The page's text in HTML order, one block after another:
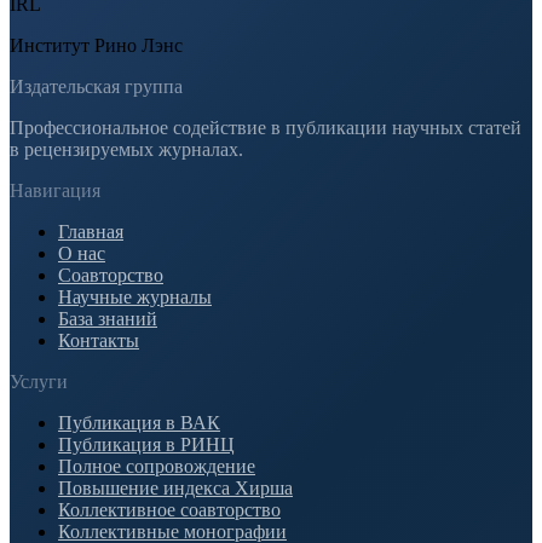
Институт Рино Лэнс
Издательская группа
Профессиональное содействие в публикации научных статей
в рецензируемых журналах.
Навигация
Главная
О нас
Соавторство
Научные журналы
База знаний
Контакты
Услуги
Публикация в ВАК
Публикация в РИНЦ
Полное сопровождение
Повышение индекса Хирша
Коллективное соавторство
Коллективные монографии